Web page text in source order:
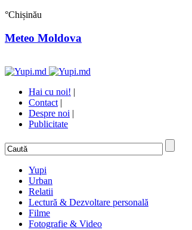
°Chișinău
Meteo Moldova
Hai cu noi! |
Contact|
Despre noi |
Publicitate
Yupi
Urban
Relatii
Lectură & Dezvoltare personală
Filme
Fotografie & Video